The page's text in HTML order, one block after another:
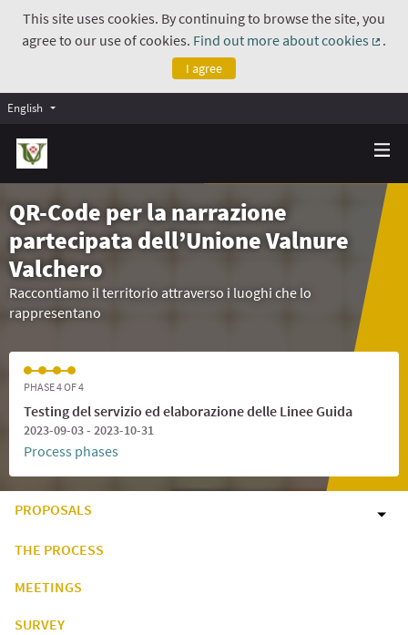
This site uses cookies. By continuing to browse the site, you
agree to our use of cookies. Find out more about cookies
.
I agree
English
QR-Code per la narrazione
partecipata dell’Unione Valnure
Valchero
Raccontiamo il territorio attraverso i luoghi che lo
rappresentano
PHASE 4 OF 4
Testing del servizio ed elaborazione delle Linee Guida
2023-09-03 - 2023-10-31
Process phases
PROPOSALS
THE PROCESS
MEETINGS
SURVEY